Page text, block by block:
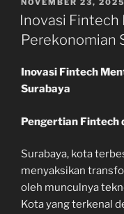
ON
NOVEMBER 23, 2025
Inovasi
Perekonomian
Inovasi Fintech
Surabaya
Pengertian Fintech
Surabaya, kota
menyaksikan
oleh munculnya
Kota yang terkenal